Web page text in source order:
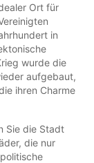
Ort für
in
wurde die
aufgebaut,
ihren Charme
Sie die Stadt
die nur